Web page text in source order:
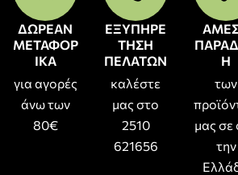
ΔΩΡΕΑΝ
ΜΕΤΑΦΟΡ
ΙΚΑ
για αγορές
άνω των
80€
ΕΞΥΠΗΡΕ
ΤΗΣΗ
ΠΕΛΑΤΩΝ
καλέστε
μας στο
2510
621656
Η
των
μας σε
την